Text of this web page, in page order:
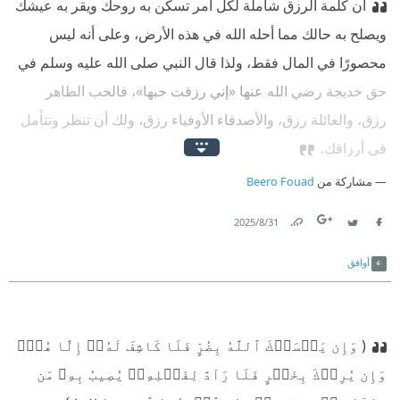
أن كلمة الرزق شاملة لكل أمر تسكن به روحك ويقر به عيشك
ويصلح به حالك مما أحله الله في هذه الأرض، وعلى أنه ليس
محصورًا في المال فقط، ولذا قال النبي صلى الله عليه وسلم في
حق خديجة رضي الله عنها «إني رزقت حبها»، فالحب الطاهر
رزق، والعائلة رزق، والأصدقاء الأوفياء رزق، ولك أن تنظر وتتأمل
في أرزاقك.
مشاركة من Beero Fouad
31‏/8‏/2025
أوافق
( وَإِن يَمۡسَسۡكَ ٱللَّهُ بِضُرٍّ فَلَا كَاشِفَ لَهُۥٓ إِلَّا هُوَۖ
وَإِن يُرِدۡكَ بِخَيۡرٍ فَلَا رَآدَّ لِفَضۡلِهِۦۚ يُصِيبُ بِهِۦ مَن